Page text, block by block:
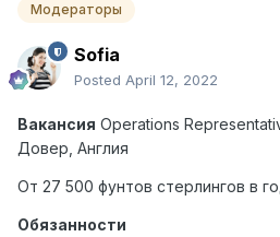
Модераторы
Sofia
Posted April 12, 2022
Вакансия Operations
Довер Англия
От 27 500 фунтов стерлингов в
Обязанности